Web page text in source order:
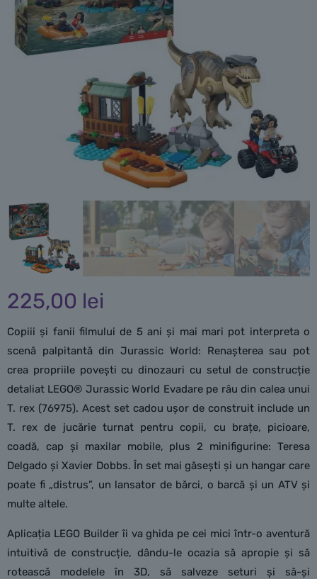
225,00 lei
Copiii și fanii filmului de 5 ani și mai mari pot interpreta o
scenă palpitantă din Jurassic World: Renașterea sau pot
crea propriile povești cu dinozauri cu setul de construcție
detaliat LEGO® Jurassic World Evadare pe râu din calea unui
T. rex (76975). Acest set cadou ușor de construit include un
T. rex de jucărie turnat pentru copii, cu brațe, picioare,
coadă, cap și maxilar mobile, plus 2 minifigurine: Teresa
Delgado și Xavier Dobbs. În set mai găsești și un hangar care
poate fi „distrus”, un lansator de bărci, o barcă și un ATV și
multe altele.
Aplicația LEGO Builder îi va ghida pe cei mici într-o aventură
intuitivă de construcție, dându-le ocazia să apropie și să
rotească modelele în 3D, să salveze seturi și să-și